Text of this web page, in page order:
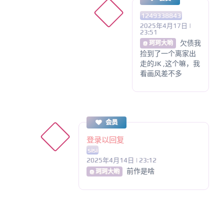
1249338843
2025年4月17日 |
23:51
@ 珂珂大哟
欠债我
捡到了一个离家出
走的JK ,这个嘛，我
看画风差不多
会员
登录以回复
sisi
2025年4月14日 | 23:12
@ 珂珂大哟 前作是啥